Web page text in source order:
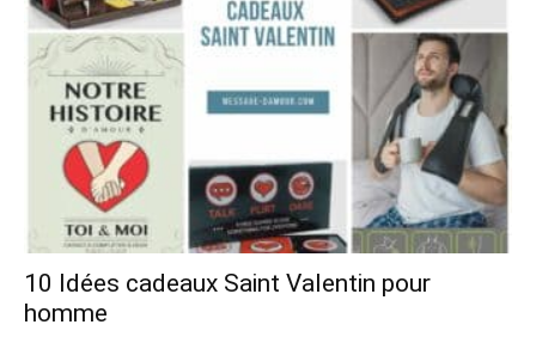
10 Idées cadeaux Saint Valentin pour
homme